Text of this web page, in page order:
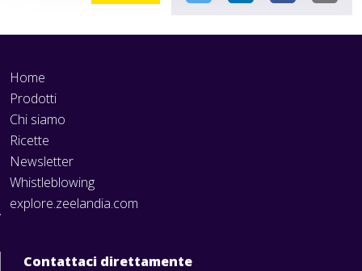
Home
Prodotti
Chi siamo
Ricette
Newsletter
Whistleblowing
explore.zeelandia.com
Contattaci direttamente